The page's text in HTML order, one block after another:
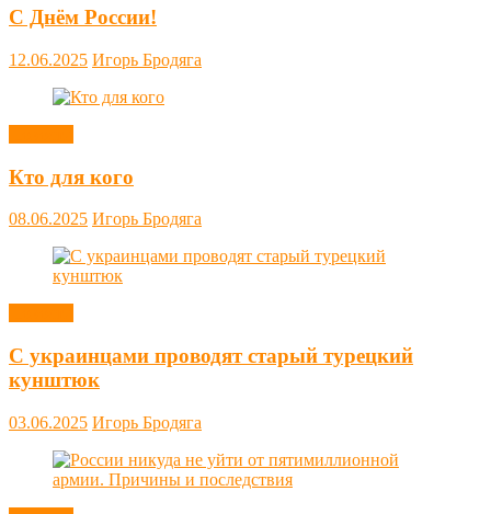
С Днём России!
12.06.2025 Игорь Бродяга
Кто для кого
08.06.2025 Игорь Бродяга
С украинцами проводят старый турецкий
кунштюк
03.06.2025 Игорь Бродяга